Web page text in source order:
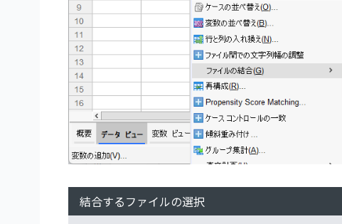
結合するファイルの選択